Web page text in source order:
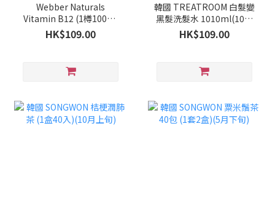
Webber Naturals
Vitamin B12 (1樽100粒)
(10月下旬)
HK$109.00
韓國 TREATROOM 白髮變
黑髮洗髮水 1010ml(10月
上旬)
HK$109.00